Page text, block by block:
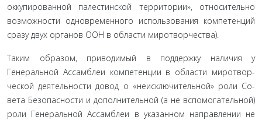
оккупированной палестинской территории», относитель­но
возможности одновременного использования компетен­ций
сразу двух органов ООН в области миротворчества).
Таким образом, приводимый в поддержку наличия у
Генеральной Ассамблеи компетенции в области миротвор­
ческой деятельности довод о «неисключительной» роли Со­
вета Безопасности и дополнительной (а не вспомогательной)
роли Генеральной Ассамблеи в указанном направлении не